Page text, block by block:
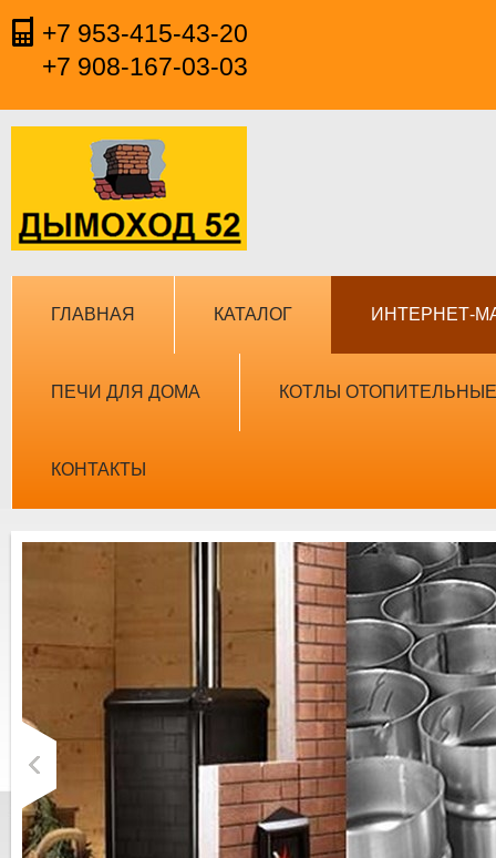
+7 953-415-43-20
+7 908-167-03-03
ГЛАВНАЯ КАТАЛОГ ИНТЕРНЕТ-
ПЕЧИ ДЛЯ ДОМА КОТЛЫ ОТОПИТЕЛЬНЫЕ
КОНТАКТЫ